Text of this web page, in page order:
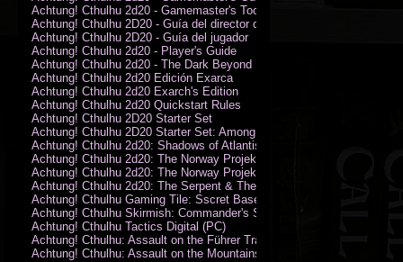
Achtung! Cthulhu 2d20 - Gamemaster's Toolkit
Achtung! Cthulhu 2D20 - Guía del director de juego
Achtung! Cthulhu 2D20 - Guía del jugador
Achtung! Cthulhu 2d20 - Player's Guide
Achtung! Cthulhu 2d20 - The Dark Beyond
Achtung! Cthulhu 2d20 Edición Exarca
Achtung! Cthulhu 2d20 Exarch's Edition
Achtung! Cthulhu 2d20 Quickstart Rules
Achtung! Cthulhu 2D20 Starter Set
Achtung! Cthulhu 2D20 Starter Set: Among the Wolves (PDF)
Achtung! Cthulhu 2d20: Shadows of Atlantis
Achtung! Cthulhu 2d20: The Norway Projekt
Achtung! Cthulhu 2d20: The Norway Projekt (PDF)
Achtung! Cthulhu 2d20: The Serpent & The Sands
Achtung! Cthulhu Gaming Tile: Sscret Base & Icy Ruins
Achtung! Cthulhu Skirmish: Commander's Set
Achtung! Cthulhu Tactics Digital (PC)
Achtung! Cthulhu: Assault on the Führer Train
Achtung! Cthulhu: Assault on the Mountains of Madness